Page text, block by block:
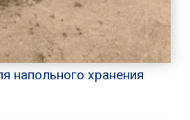
напольного хранения